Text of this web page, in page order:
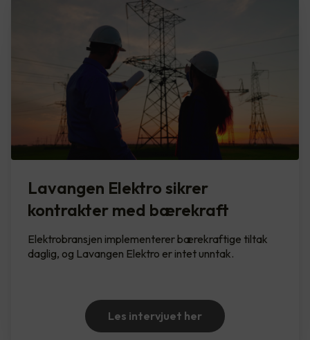
Lavangen Elektro sikrer
kontrakter med bærekraft
Elektrobransjen implementerer bærekraftige tiltak
daglig, og Lavangen Elektro er intet unntak.
Les intervjuet her